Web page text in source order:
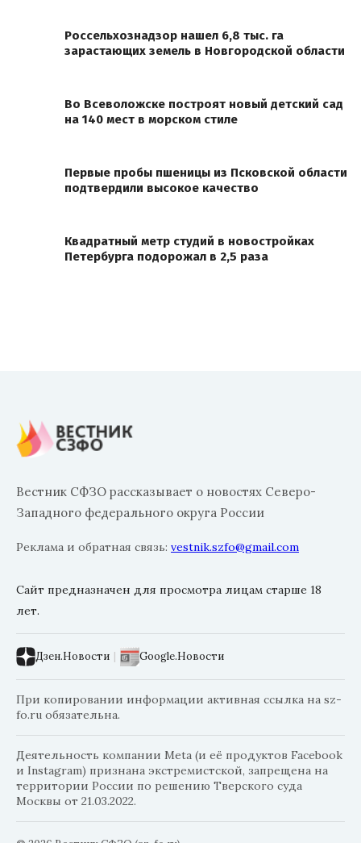
Россельхознадзор нашел 6,8 тыс. га
зарастающих земель в Новгородской области
Во Всеволожске построят новый детский сад
на 140 мест в морском стиле
Первые пробы пшеницы из Псковской области
подтвердили высокое качество
Квадратный метр студий в новостройках
Петербурга подорожал в 2,5 раза
Вестник СФЗО рассказывает о новостях Северо-
Западного федерального округа России
Реклама и обратная связь: vestnik.szfo@gmail.com
Сайт предназначен для просмотра лицам старше 18
лет.
Дзен.Новости | Google.Новости
При копировании информации активная ссылка на sz-
fo.ru обязательна.
Деятельность компании Meta (и её продуктов Facebook
и Instagram) признана экстремистской, запрещена на
территории России по решению Тверского суда
Москвы от 21.03.2022.